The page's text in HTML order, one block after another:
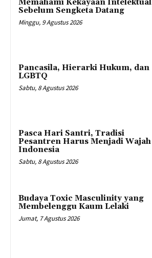
Memahami Kekayaan Intelektual
Sebelum Sengketa Datang
Minggu, 9 Agustus 2026
Pancasila, Hierarki Hukum, dan
LGBTQ
Sabtu, 8 Agustus 2026
Pasca Hari Santri, Tradisi
Pesantren Harus Menjadi Wajah
Indonesia
Sabtu, 8 Agustus 2026
Budaya Toxic Masculinity yang
Membelenggu Kaum Lelaki
Jumat, 7 Agustus 2026